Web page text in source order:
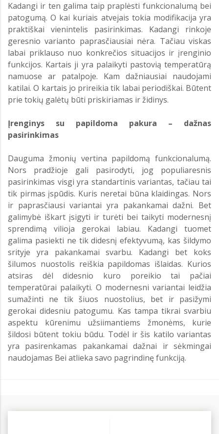
Kadangi ir ten galima taip praplėsti funkcionalumą bei
patogumą. O kai kuriais atvejais tokia modifikacija yra
praktiškai vienintelis pasirinkimas. Kadangi rinkoje
geresnio varianto paprasčiausiai nėra. Tačiau viskas
labai priklauso nuo konkrečios situacijos ir įrenginio
funkcijos. Kartais ji yra palaikyti pastovią temperatūrą
namuose ar patalpoje. Kam dažniausiai naudojami
katilai. O kartais jo prireikia tik labai periodiškai. Būtent
prie tokių galėtų būti priskiriamas ir židinys.
Įrenginys su papildoma pakura – dažnas
pasirinkimas
Dauguma žmonių vertina papildomą funkcionalumą.
Nors pradžioje gali pasirodyti, jog populiaresnis
pasirinkimas visgi yra standartinis variantas, tačiau tai
tik pirmas įspūdis. Kuris neretai būna klaidingas. Nors
ir paprasčiausi variantai yra pakankamai dažni. Bet
galimybė iškart įsigyti ir turėti bei taikyti modernesnį
sprendimą vilioja gerokai labiau. Kadangi tuomet
galima pasiekti ne tik didesnį efektyvumą, kas šildymo
srityje yra pakankamai svarbu. Kadangi bet koks
šilumos nuostolis reiškia papildomas išlaidas. Kurios
atsiras dėl didesnio kuro poreikio tai pačiai
temperatūrai palaikyti. O modernesni variantai leidžia
sumažinti ne tik šiuos nuostolius, bet ir pasižymi
gerokai didesniu patogumu. Kas tampa tikrai svarbiu
aspektu kūrenimu užsiimantiems žmonėms, kurie
šildosi būtent tokiu būdu. Todėl ir šis katilo variantas
yra pasirenkamas pakankamai dažnai ir sėkmingai
naudojamas Bei atlieka savo pagrindinę funkciją.